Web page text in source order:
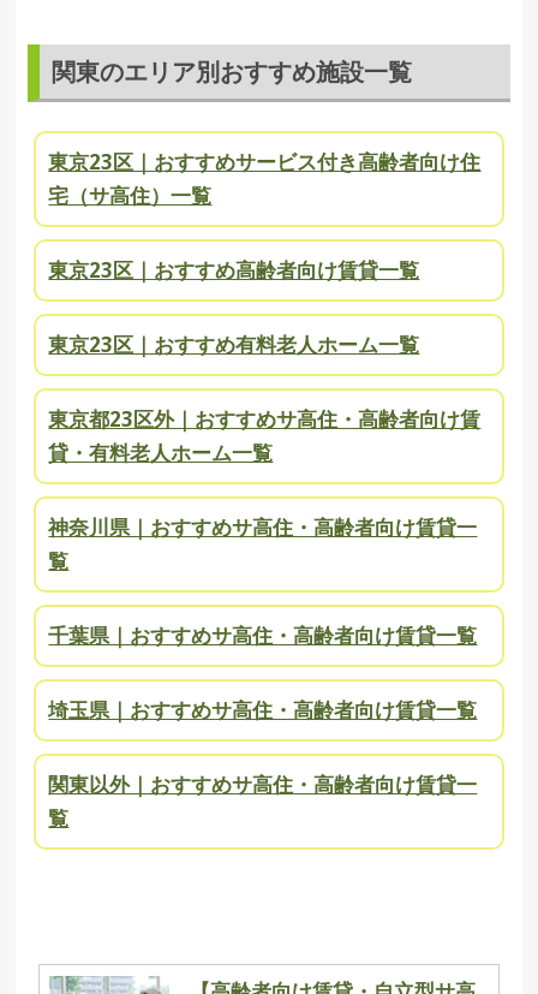
関東のエリア別おすすめ施設一覧
東京23区｜おすすめサービス付き高齢者向け住
宅（サ高住）一覧
東京23区｜おすすめ高齢者向け賃貸一覧
東京23区｜おすすめ有料老人ホーム一覧
東京都23区外｜おすすめサ高住・高齢者向け賃
貸・有料老人ホーム一覧
神奈川県｜おすすめサ高住・高齢者向け賃貸一
覧
千葉県｜おすすめサ高住・高齢者向け賃貸一覧
埼玉県｜おすすめサ高住・高齢者向け賃貸一覧
関東以外｜おすすめサ高住・高齢者向け賃貸一
覧